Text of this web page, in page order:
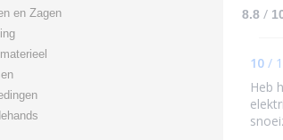
en Zagen
8.8 /
10 /
Heb